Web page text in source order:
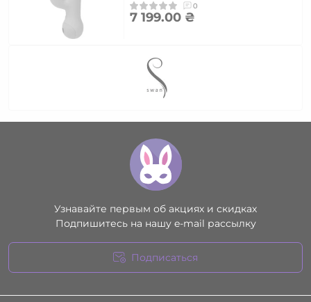
0
7 199.00 ₴
Узнавайте первым об акциях и скидках
Подпишитесь на нашу e-mail рассылку
Подписаться